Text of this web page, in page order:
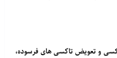
و تعویض تاکسی های فرسوده،